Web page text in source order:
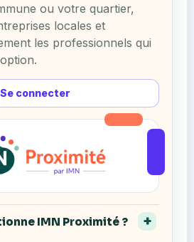
Se connecter
ou votre quartier,
locales et
les professionnels qui
IMN Proximité ?